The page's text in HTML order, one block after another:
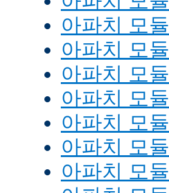
아파치 모
아파치 모
아파치 모
아파치 모
아파치 모
아파치 모
아파치 모